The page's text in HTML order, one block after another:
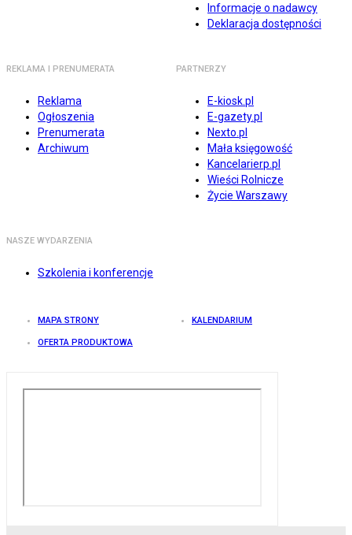
Informacje o nadawcy
Deklaracja dostępności
REKLAMA I PRENUMERATA
Reklama
Ogłoszenia
Prenumerata
Archiwum
PARTNERZY
E-kiosk.pl
E-gazety.pl
Nexto.pl
Mała księgowość
Kancelarierp.pl
Wieści Rolnicze
Życie Warszawy
NASZE WYDARZENIA
Szkolenia i konferencje
MAPA STRONY KALENDARIUM
OFERTA PRODUKTOWA